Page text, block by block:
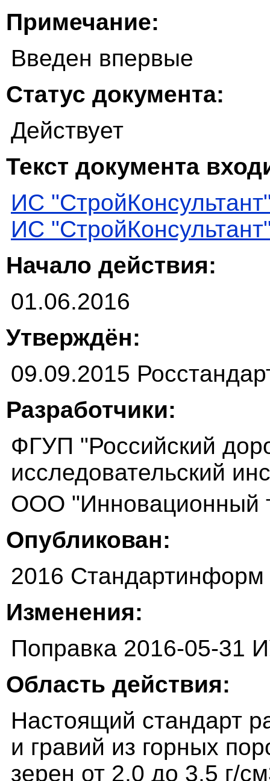
Примечание:
Введен впервые
Статус документа:
Действует
Текст документа
ИС
ИС
Начало действия:
01.06.2016
Утверждён:
09.09.2015
Разработчики:
ФГУП "Российский
исследовательский
ООО "Инновационный
Опубликован:
2016 Стандартинформ
Изменения:
Поправка 2016-05-31
Область действия:
Настоящий стандарт
и гравий из горных
зерен от 2,0 до 3,5 г/